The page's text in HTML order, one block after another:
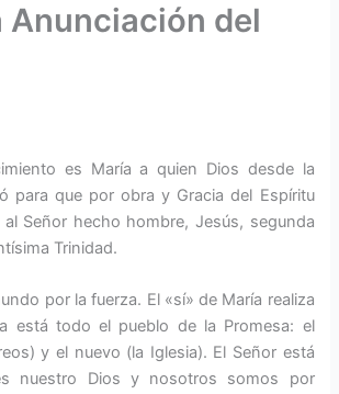
Anunciación del
es María a quien Dios desde la
para que por obra y Gracia del Espíritu
Señor hecho hombre, Jesús, segunda
Trinidad.
por la fuerza. El «sí» de María realiza
está todo el pueblo de la Promesa: el
y el nuevo (la Iglesia). El Señor está
nuestro Dios y nosotros somos por